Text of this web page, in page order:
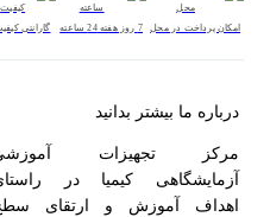
امکان پرداخت در محل 7 روز هفته 24 ساعته گارانتی کیفیت
درباره ما بیشتر بدانید
مرکز تجهیزات آموزشی
آزمایشگاهی کیمیا در راستای
اهداف آموزش و ارتقای سطح